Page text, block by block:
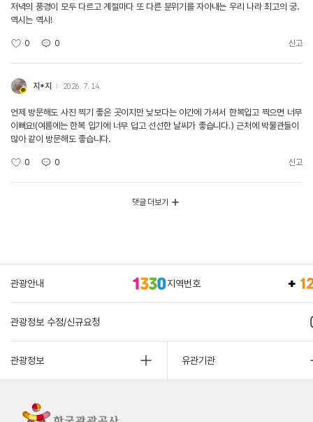
저녁의 풍경이 모두 다르고 계절마다 또 다른 분위기를 자아내는 우리 나라 최고의 궁.
역시는 역시!
0 0 신고
지*지 2026. 7. 14.
언제 방문해도 사진 찍기 좋은 곳이지만 낮보다는 야간에 가셔서 한복입고 찍으면 너무
이뻐요!(여름에는 한복 입기에 너무 덥고 선선한 날씨가 좋습니다.) 근처에 박물관들이
많아 같이 방문해도 좋습니다.
0 0 신고
댓글 더보기
관광안내 지역번호
관광정보 수정/신규요청
관광정보 유관기관